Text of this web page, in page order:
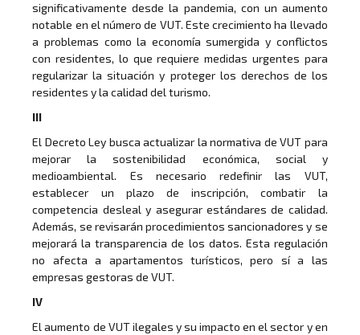
significativamente desde la pandemia, con un aumento
notable en el número de VUT. Este crecimiento ha llevado
a problemas como la economía sumergida y conflictos
con residentes, lo que requiere medidas urgentes para
regularizar la situación y proteger los derechos de los
residentes y la calidad del turismo.
III
El Decreto Ley busca actualizar la normativa de VUT para
mejorar la sostenibilidad económica, social y
medioambiental. Es necesario redefinir las VUT,
establecer un plazo de inscripción, combatir la
competencia desleal y asegurar estándares de calidad.
Además, se revisarán procedimientos sancionadores y se
mejorará la transparencia de los datos. Esta regulación
no afecta a apartamentos turísticos, pero sí a las
empresas gestoras de VUT.
IV
El aumento de VUT ilegales y su impacto en el sector y en